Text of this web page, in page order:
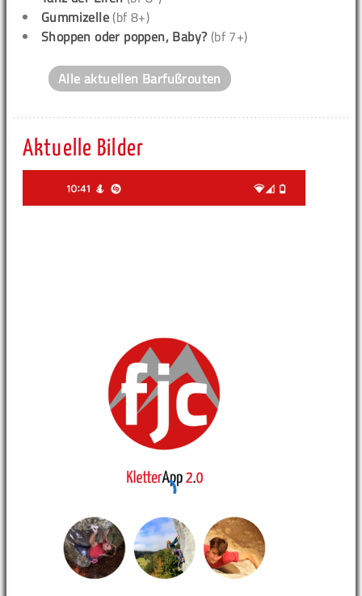
Gummizelle (bf 8+)
Shoppen oder poppen, Baby? (bf 7+)
Alle aktuellen Barfußrouten
Aktuelle Bilder